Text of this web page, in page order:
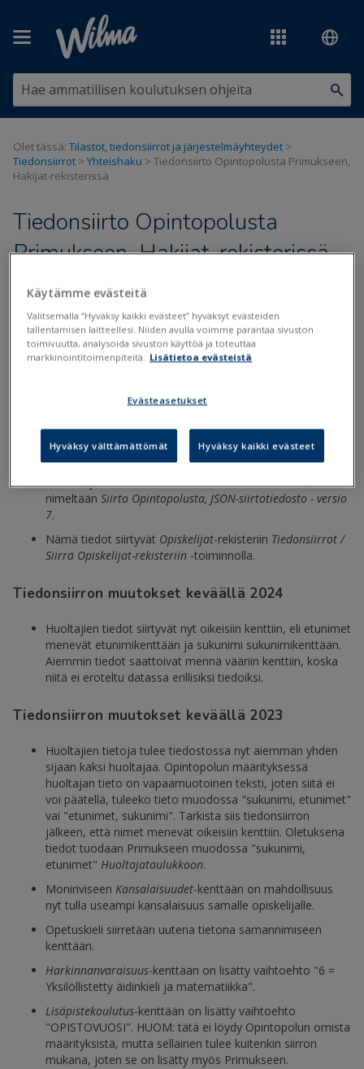
Olet tässä: Tilastot, tiedonsiirrot ja järjestelmäyhteydet >
Tiedonsiirrot >Yhteishaku >Tiedonsiirto Opintopolusta Primukseen,
Hakijat-rekisterissä
Tiedonsiirto Opintopolusta
Primukseen, Hakijat-rekisterissä
Opintopolku
Päivitetty viimeksi: 10.12.2025
Tiedonsiirron muutokset keväällä 2025
Tiedonsiirtoon on tullut uusia, lähinnä urheilijoita koskevia
Kentät on lisättyOpintopolku hakutoiveet-taulukkoon ja
ne on lueteltu alempana kenttätaulukossa.
nimeltään Siirto Opintopolusta, JSON-siirtotiedosto - versio
7.
Nämä tiedot siirtyvät Opiskelijat-rekisteriin Tiedonsiirrot /
Siirrä Opiskelijat-rekisteriin -toiminnolla.
Tiedonsiirron muutokset keväällä 2024
Huoltajien tiedot siirtyvät nyt oikeisiin kenttiin, eli etunimet
menevät etunimikenttään ja sukunimi sukunimikenttään.
Aiemmin tiedot saattoivat mennä vääriin kenttiin, koska
niitä ei eroteltu datassa erillisiksi tiedoiksi.
Tiedonsiirron muutokset keväällä 2023
Huoltajien tietoja tulee tiedostossa nyt aiemman yhden
sijaan kaksi huoltajaa. Opintopolun määrityksessä
huoltajan tieto on vapaamuotoinen teksti, joten siitä ei
voi päätellä, tuleeko tieto muodossa "sukunimi, etunimet"
vai "etunimet, sukunimi". Tarkista siis tiedonsiirron
jälkeen, että nimet menevät oikeisiin kenttiin. Oletuksena
tiedot tuodaan Primukseen muodossa "sukunimi,
etunimet" Huoltajataulukkoon.
Moniriviseen Kansalaisuudet-kenttään on mahdollisuus
nyt tulla useampi kansalaisuus samalle opiskelijalle.
Opetuskieli siirretään uutena tietona samannimiseen
kenttään.
Harkinnanvaraisuus-kenttään on lisätty vaihtoehto "6 =
Yksilöllistetty äidinkieli ja matematiikka".
Lisäpistekoulutus-kenttään on lisätty vaihtoehto
"OPISTOVUOSI". HUOM: tätä ei löydy Opintopolun omista
määrityksistä, mutta sellainen tulee kuitenkin siirron
mukana, joten se on lisätty myös Primukseen.
Käytämme evästeitä
Valitsemalla “Hyväksy kaikki evästeet” hyväksyt evästeiden
tallentamisen laitteellesi. Niiden avulla voimme parantaa sivuston
toimivuutta, analysoida sivuston käyttöä ja toteuttaa
markkinointitoimenpiteitä. Lisätietoa evästeistä
Evästeasetukset
Hyväksy välttämättömät Hyväksy kaikki evästeet